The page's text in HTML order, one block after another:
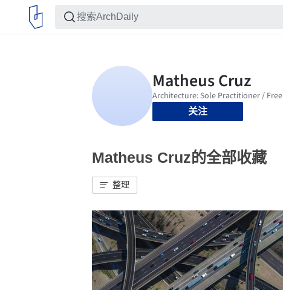
关注
Matheus Cruz的全部收藏
整理